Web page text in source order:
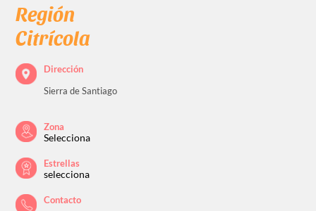
Región
Citrícola
Dirección
Sierra de Santiago
Zona
Selecciona
Estrellas
selecciona
Contacto